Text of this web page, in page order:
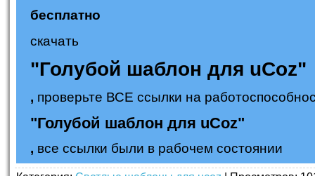
бесплатно
скачать
"Голубой шаблон для uCoz"
, проверьте ВСЕ ссылки на
"Голубой шаблон для uCoz"
, все ссылки были в рабочем состоянии